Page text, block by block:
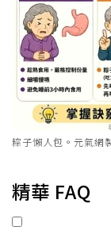
粽子懶人包。元氣網
精華 FAQ